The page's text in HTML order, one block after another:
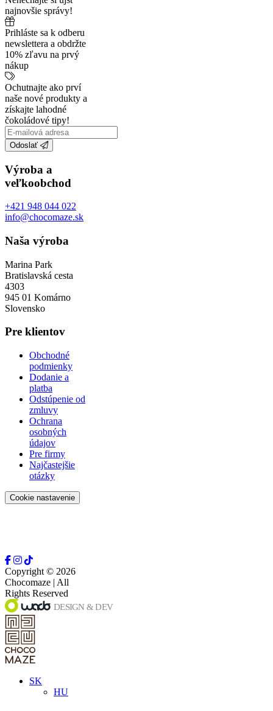
najnovšie správy!
Prihláste sa k odberu
newslettera a obdržte
10% zľavu na prvý
nákup
Ochutnajte ako prví
naše nové produkty a
získajte lahodné
čokoládové tipy!
Odoslať
Výroba a
veľkoobchod
+421 948 044 022
info@chocomaze.sk
Naša výroba
Marina Park
Bratislavská cesta
4303
945 01 Komárno
Slovensko
Pre klientov
Obchodné
podmienky
Dodanie a
platba
Odstúpenie od
zmluvy
Ochrana
osobných
údajov
Pre firmy
Najčastejšie
otázky
Cookie nastavenie
Copyright © 2026
Chocomaze | All
Rights Reserved
SK
HU